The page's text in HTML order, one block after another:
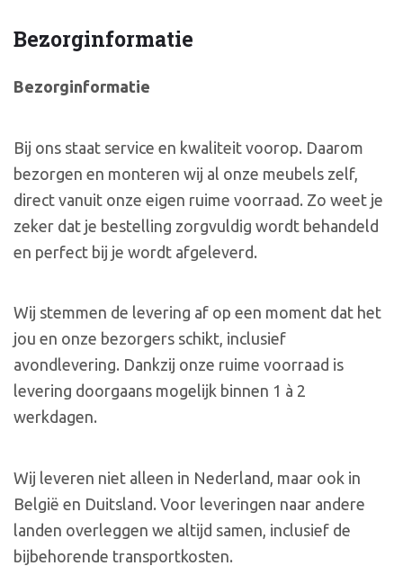
Bezorginformatie
Bezorginformatie
Bij ons staat service en kwaliteit voorop. Daarom
bezorgen en monteren wij al onze meubels zelf,
direct vanuit onze eigen ruime voorraad. Zo weet je
zeker dat je bestelling zorgvuldig wordt behandeld
en perfect bij je wordt afgeleverd.
Wij stemmen de levering af op een moment dat het
jou en onze bezorgers schikt, inclusief
avondlevering. Dankzij onze ruime voorraad is
levering doorgaans mogelijk binnen 1 à 2
werkdagen.
Wij leveren niet alleen in Nederland, maar ook in
België en Duitsland. Voor leveringen naar andere
landen overleggen we altijd samen, inclusief de
bijbehorende transportkosten.